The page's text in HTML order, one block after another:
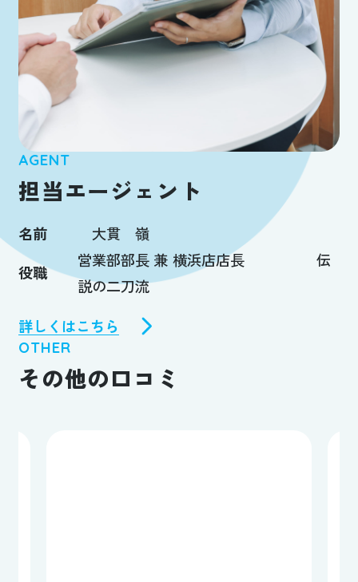
AGENT
担当エージェント
名前
大貫 嶺
役職
営業部部長 兼 横浜店店長 伝
説の二刀流
詳しくはこちら
OTHER
その他の口コミ